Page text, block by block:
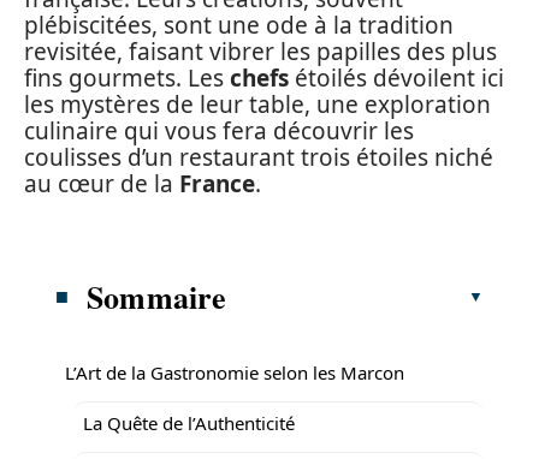
plébiscitées, sont une ode à la tradition
revisitée, faisant vibrer les papilles des plus
fins gourmets. Leschefs étoilés dévoilent ici
les mystères de leur table, une exploration
culinaire qui vous fera découvrir les
coulisses d’un restaurant trois étoiles niché
au cœur de la France.
Sommaire
L’Art de la Gastronomie selon les Marcon
La Quête de l’Authenticité